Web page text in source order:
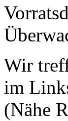
Wir
im
(Nähe